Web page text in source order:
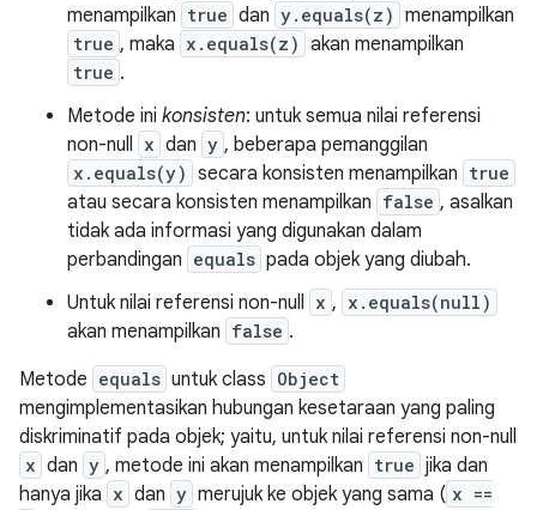
menampilkan true dan y.equals(z) menampilkan
true , maka x.equals(z) akan menampilkan
true .
Metode ini konsisten: untuk semua nilai referensi
non-null x dan y , beberapa pemanggilan
x.equals(y) secara konsisten menampilkan true
atau secara konsisten menampilkan false , asalkan
tidak ada informasi yang digunakan dalam
perbandingan equals pada objek yang diubah.
Untuk nilai referensi non-null x , x.equals(null)
akan menampilkan false .
Metode equals untuk class Object
mengimplementasikan hubungan kesetaraan yang paling
diskriminatif pada objek; yaitu, untuk nilai referensi non-null
x dan y , metode ini akan menampilkan true jika dan
hanya jika x dan y merujuk ke objek yang sama ( x ==